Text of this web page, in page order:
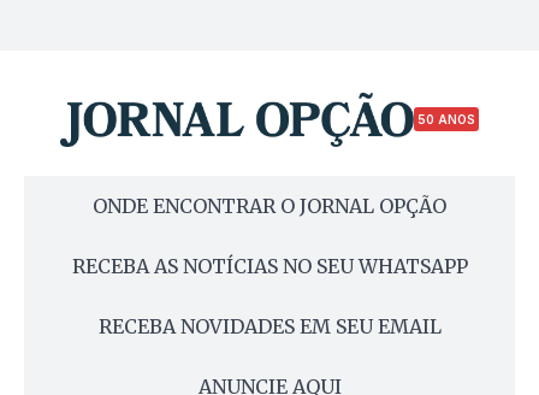
50 ANOS
ONDE ENCONTRAR O JORNAL OPÇÃO
RECEBA AS NOTÍCIAS NO SEU WHATSAPP
RECEBA NOVIDADES EM SEU EMAIL
ANUNCIE AQUI